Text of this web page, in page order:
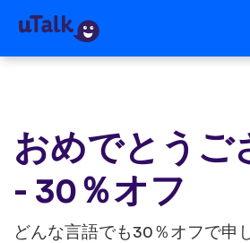
おめでとうご
- 30％オフ
どんな言語でも30％オフで申